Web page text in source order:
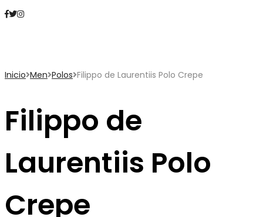
Inicio Men Polos Filippo de Laurentiis Polo Crepe
Filippo de
Laurentiis Polo
Crepe